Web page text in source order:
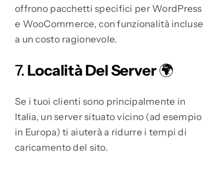
offrono pacchetti specifici per WordPress
e WooCommerce, con funzionalità incluse
a un costo ragionevole.
7. Località Del Server🌍
Se i tuoi clienti sono principalmente in
Italia, un server situato vicino (ad esempio
in Europa) ti aiuterà a ridurre i tempi di
caricamento del sito.